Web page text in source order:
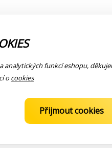
analytických funkcí eshopu,
ocookies
Přijmout cookies